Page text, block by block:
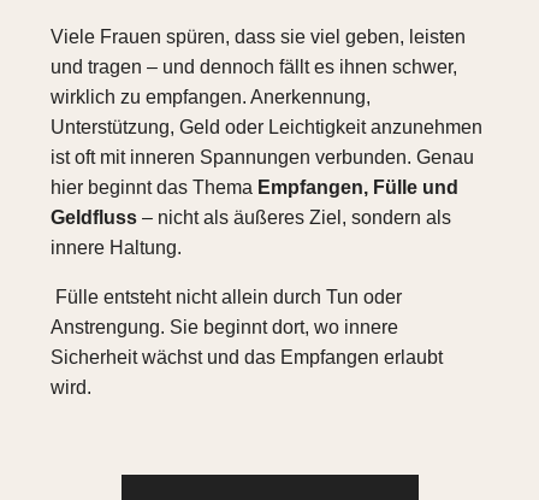
Viele Frauen spüren, dass sie viel geben, leisten
und tragen – und dennoch fällt es ihnen schwer,
wirklich zu empfangen. Anerkennung,
Unterstützung, Geld oder Leichtigkeit anzunehmen
ist oft mit inneren Spannungen verbunden. Genau
hier beginnt das Thema Empfangen, Fülle und
Geldfluss – nicht als äußeres Ziel, sondern als
innere Haltung.
Fülle entsteht nicht allein durch Tun oder
Anstrengung. Sie beginnt dort, wo innere
Sicherheit wächst und das Empfangen erlaubt
wird.